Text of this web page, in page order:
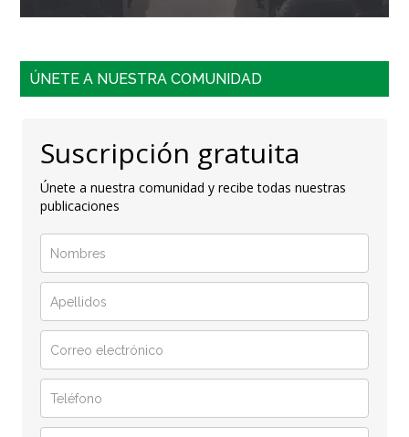
ÚNETE A NUESTRA COMUNIDAD
Suscripción gratuita
Únete a nuestra comunidad y recibe todas nuestras
publicaciones